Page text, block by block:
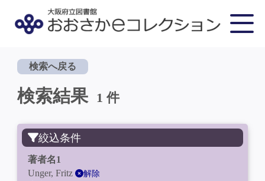
検索へ戻る
検索結果 1 件
絞込条件
著者名1
Unger, Fritz
解除